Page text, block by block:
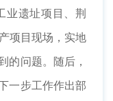
遗址项目、荆
项目现场，实地
的问题。随后，
一步工作作出部